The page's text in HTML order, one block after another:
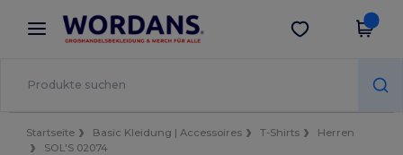
× Wordans App
Bessere Preise in der App!
App holen
Startseite Basic Kleidung | Accessoires T-Shirts
Herren
SOL'S 02074